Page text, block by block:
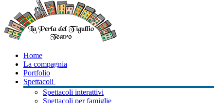
Home
La compagnia
Portfolio
Spettacoli
Spettacoli interattivi
Spettacoli per famiglie